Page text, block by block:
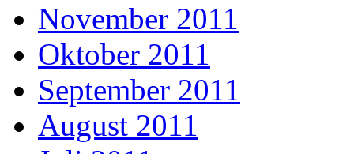
November 2011
Oktober 2011
September 2011
August 2011